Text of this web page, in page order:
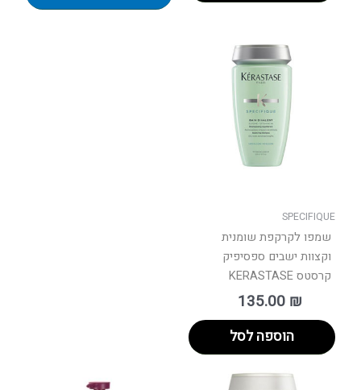
SPECIFIQUE
שמפו לקרקפת שומנית
וקצוות ישבים ספסיפיק
קרסטס KERASTASE
135.00 ₪
הוספה לסל